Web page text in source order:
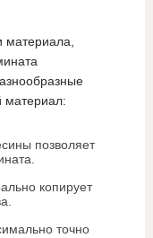
материала,
материал:
позволяет
копирует
точно